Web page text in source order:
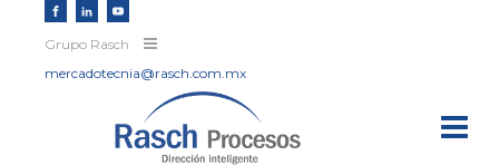
Grupo Rasch
mercadotecnia@rasch.com.mx